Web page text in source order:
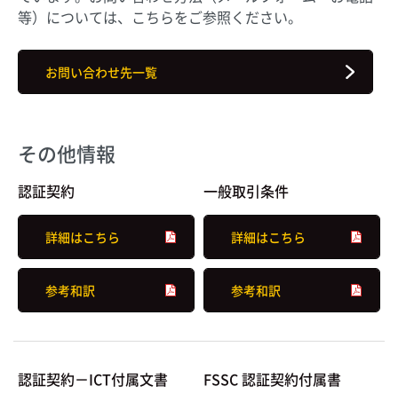
等）については、こちらをご参照ください。
お問い合わせ先一覧
その他情報
認証契約
詳細はこちら
参考和訳
一般取引条件
詳細はこちら
参考和訳
認証契約－ICT付属文書 FSSC 認証契約付属書